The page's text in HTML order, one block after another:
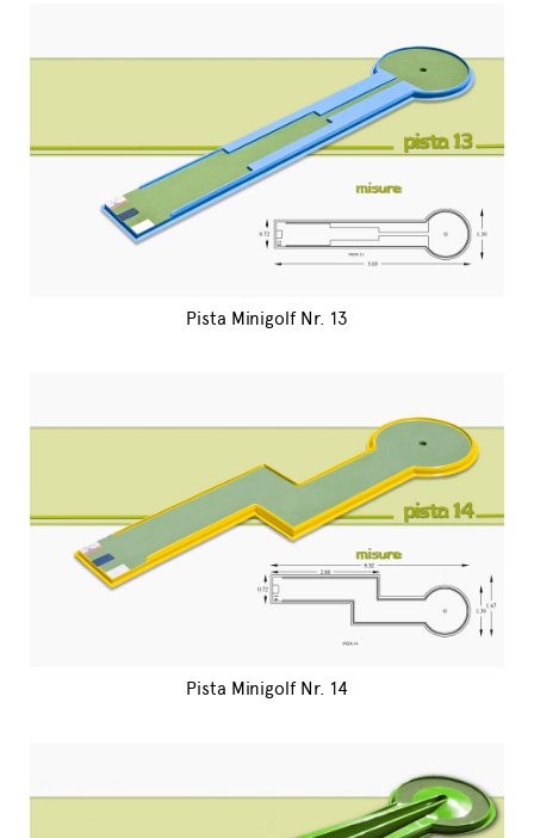
Pista Minigolf Nr. 13
Pista Minigolf Nr. 14